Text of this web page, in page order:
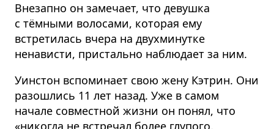
Внезапно он замечает, что девушка
с тёмными волосами, которая ему
встретилась вчера на двухминутке
ненависти, пристально наблюдает за ним.
Уинстон вспоминает свою жену Кэтрин. Они
разошлись 11 лет назад. Уже в самом
начале совместной жизни он понял, что